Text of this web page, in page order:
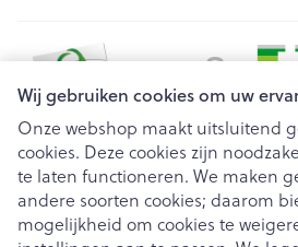
Wij gebruiken cookies om uw
Onze webshop maakt uitsluitend
cookies. Deze cookies zijn
te laten functioneren. We maken
andere soorten cookies; daarom
mogelijkheid om cookies te
Juridische links